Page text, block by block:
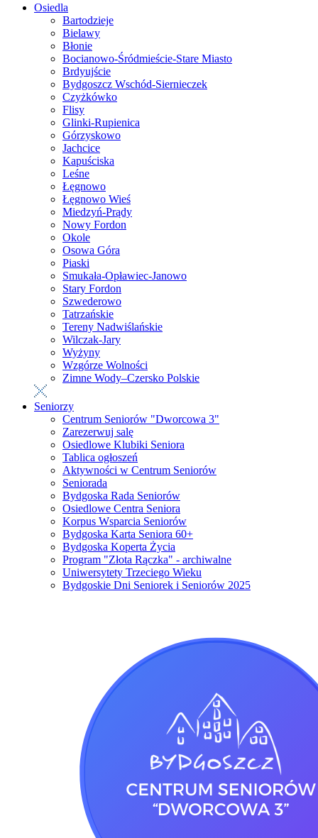
Osiedla
Bartodzieje
Bielawy
Błonie
Bocianowo-Śródmieście-Stare Miasto
Brdyujście
Bydgoszcz Wschód-Siernieczek
Czyżkówko
Flisy
Glinki-Rupienica
Górzyskowo
Jachcice
Kapuściska
Leśne
Łęgnowo
Łęgnowo Wieś
Miedzyń-Prądy
Nowy Fordon
Okole
Osowa Góra
Piaski
Smukała-Opławiec-Janowo
Stary Fordon
Szwederowo
Tatrzańskie
Tereny Nadwiślańskie
Wilczak-Jary
Wyżyny
Wzgórze Wolności
Zimne Wody–Czersko Polskie
Seniorzy
Centrum Seniorów "Dworcowa 3"
Zarezerwuj salę
Osiedlowe Klubiki Seniora
Tablica ogłoszeń
Aktywności w Centrum Seniorów
Seniorada
Bydgoska Rada Seniorów
Osiedlowe Centra Seniora
Korpus Wsparcia Seniorów
Bydgoska Karta Seniora 60+
Bydgoska Koperta Życia
Program "Złota Rączka" - archiwalne
Uniwersytety Trzeciego Wieku
Bydgoskie Dni Seniorek i Seniorów 2025